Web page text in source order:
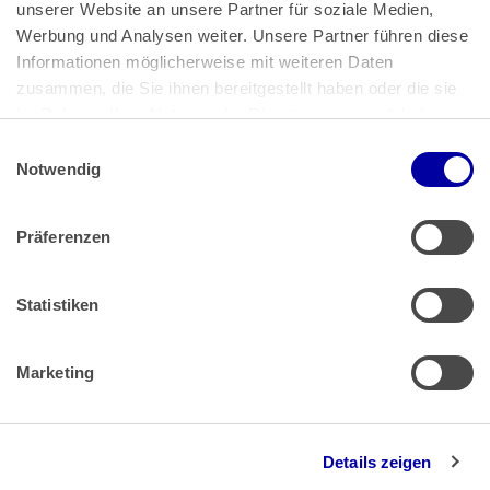
unserer Website an unsere Partner für soziale Medien,
Werbung und Analysen weiter. Unsere Partner führen diese
Informationen möglicherweise mit weiteren Daten
zusammen, die Sie ihnen bereitgestellt haben oder die sie
im Rahmen Ihrer Nutzung der Dienste gesammelt haben.
Impressum
Notwendig
Präferenzen
Statistiken
Marketing
Details zeigen
Bundeskanzlerplatz 2
53113 Bonn
Pressemitteilungen|AGB
Impressum|Datenschutz
Muster Widerrufsformular (PDF)
Barrierefreiheit